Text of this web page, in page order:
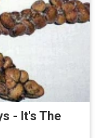
- It's The